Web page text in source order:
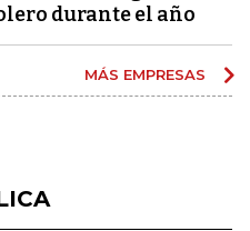
durante el año
MÁS EMPRESAS